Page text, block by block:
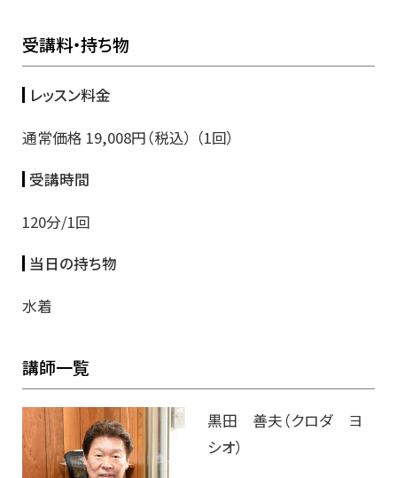
受講料・持ち物
レッスン料金
通常価格 19,008円（税込） （1回）
受講時間
120分/1回
当日の持ち物
水着
講師一覧
黒田 善夫（クロダ ヨ
シオ）